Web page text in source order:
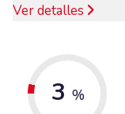
Ver detalles
3 %